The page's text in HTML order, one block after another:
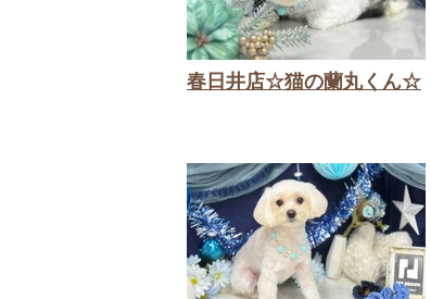
春日井店☆猫の蘭丸くん☆